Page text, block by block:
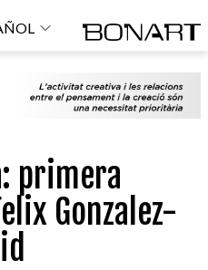
primera
Gonzalez-